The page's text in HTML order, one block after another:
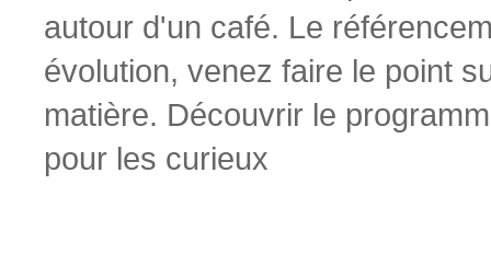
autour d'un café. Le
évolution, venez faire le point
matière. Découvrir le
pour les curieux